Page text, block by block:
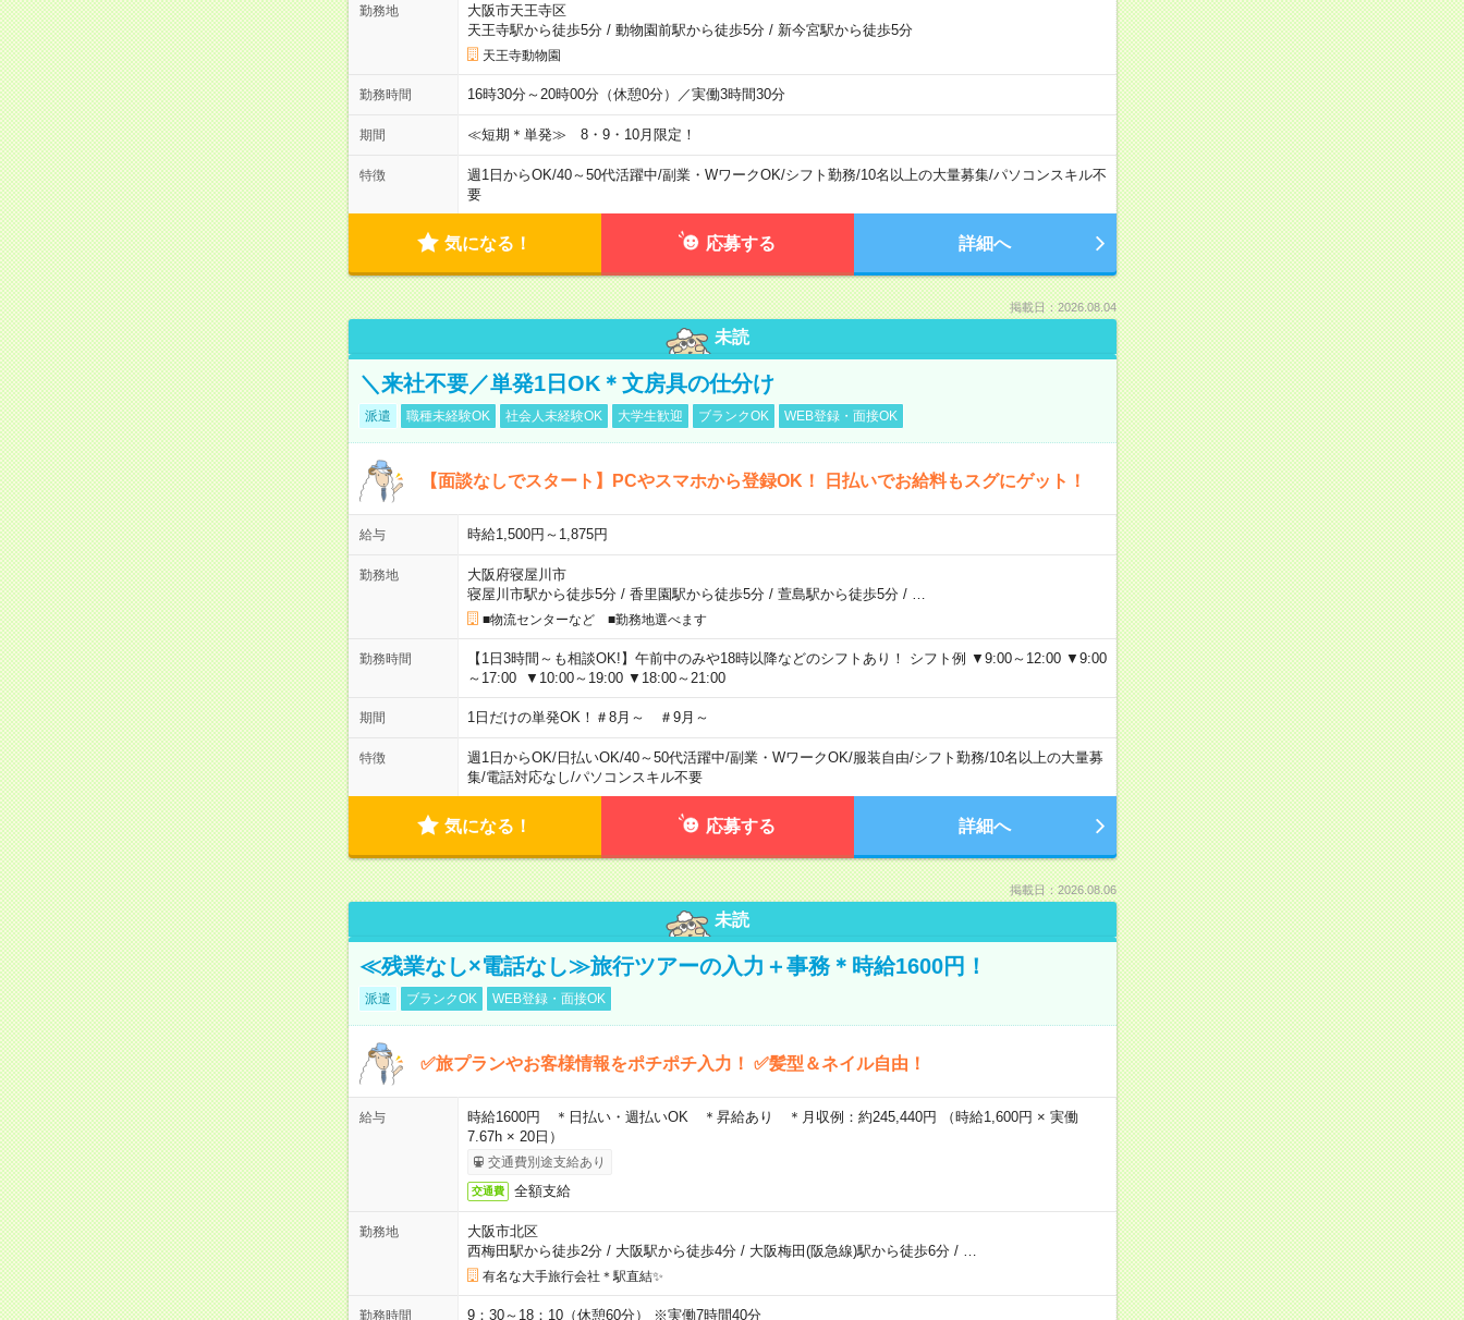
勤務地
大阪市天王寺区
天王寺駅から徒歩5分/ 動物園前駅から徒歩5分/ 新今宮駅から徒歩5分
天王寺動物園
勤務時間 16時30分～20時00分（休憩0分）／実働3時間30分
期間 ≪短期＊単発≫ 8・9・10月限定！
特徴 週1日からOK/40～50代活躍中/副業・WワークOK/シフト勤務/10名以上の大量募集/パソコンスキル不
要
気になる！ 応募する 詳細へ
掲載日：2026.08.04
未読
＼来社不要／単発1日OK＊文房具の仕分け
派遣 職種未経験OK 社会人未経験OK 大学生歓迎 ブランクOK WEB登録・面接OK
【面談なしでスタート】PCやスマホから登録OK！ 日払いでお給料もスグにゲット！
給与 時給1,500円～1,875円
勤務地
大阪府寝屋川市
寝屋川市駅から徒歩5分/ 香里園駅から徒歩5分/ 萱島駅から徒歩5分/
■物流センターなど ■勤務地選べます
勤務時間
【1日3時間～も相談OK!】午前中のみや18時以降などのシフトあり！ シフト例 ▼9:00～12:00 ▼9:00
～17:00 ▼10:00～19:00 ▼18:00～21:00
期間 1日だけの単発OK！＃8月～ ＃9月～
特徴 週1日からOK/日払いOK/40～50代活躍中/副業・WワークOK/服装自由/シフト勤務/10名以上の大量募
集/電話対応なし/パソコンスキル不要
気になる！ 応募する 詳細へ
掲載日：2026.08.06
未読
≪残業なし×電話なし≫旅行ツアーの入力＋事務＊時給1600円！
派遣 ブランクOK WEB登録・面接OK
✅旅プランやお客様情報をポチポチ入力！ ✅髪型＆ネイル自由！
給与
時給1600円 ＊日払い・週払いOK ＊昇給あり ＊月収例：約245,440円 （時給1,600円 × 実働
7.67h × 20日）
交通費別途支給あり
交通費 全額支給
勤務地
大阪市北区
西梅田駅から徒歩2分/ 大阪駅から徒歩4分/ 大阪梅田(阪急線)駅から徒歩6分/
有名な大手旅行会社＊駅直結✨
勤務時間 9：30～18：10（休憩60分） ※実働7時間40分